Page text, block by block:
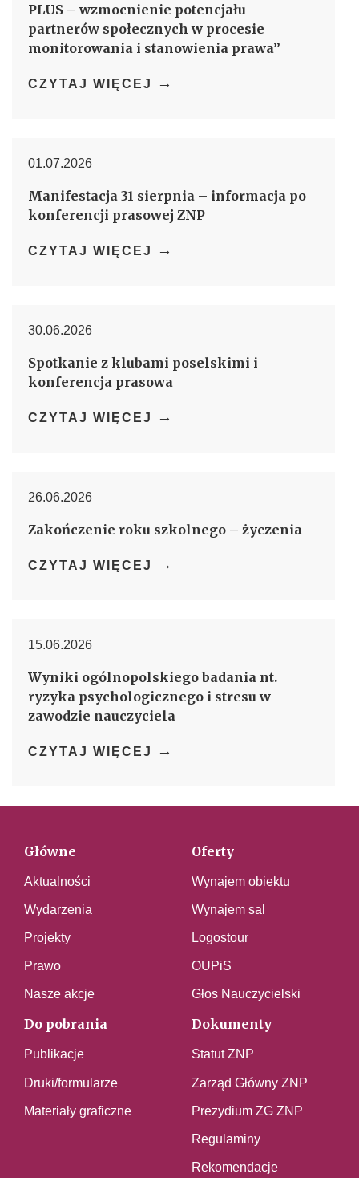
PLUS – wzmocnienie potencjału
partnerów społecznych w procesie
monitorowania i stanowienia prawa”
CZYTAJ WIĘCEJ →
01.07.2026
Manifestacja 31 sierpnia – informacja po
konferencji prasowej ZNP
CZYTAJ WIĘCEJ →
30.06.2026
Spotkanie z klubami poselskimi i
konferencja prasowa
CZYTAJ WIĘCEJ →
26.06.2026
Zakończenie roku szkolnego – życzenia
CZYTAJ WIĘCEJ →
15.06.2026
Wyniki ogólnopolskiego badania nt.
ryzyka psychologicznego i stresu w
zawodzie nauczyciela
CZYTAJ WIĘCEJ →
Główne
Aktualności
Wydarzenia
Projekty
Prawo
Nasze akcje
Oferty
Wynajem obiektu
Wynajem sal
Logostour
OUPiS
Głos Nauczycielski
Do pobrania
Publikacje
Druki/formularze
Materiały graficzne
Dokumenty
Statut ZNP
Zarząd Główny ZNP
Prezydium ZG ZNP
Regulaminy
Rekomendacje